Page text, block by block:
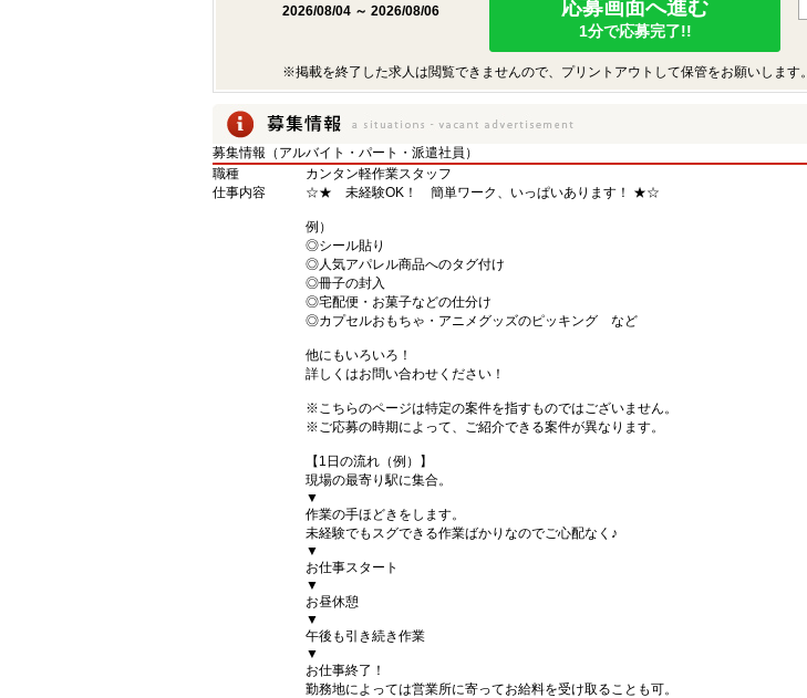
2026/08/04 ～ 2026/08/06
応募画面へ進む
1分で応募完了!!
※掲載を終了した求人は閲覧できませんので、プリントアウトして保管をお願いします。
募集情報（アルバイト・パート・派遣社員）
職種
カンタン軽作業スタッフ
仕事内容
☆★ 未経験OK！ 簡単ワーク、いっぱいあります！ ★☆
例）
◎シール貼り
◎人気アパレル商品へのタグ付け
◎冊子の封入
◎宅配便・お菓子などの仕分け
◎カプセルおもちゃ・アニメグッズのピッキング など
他にもいろいろ！
詳しくはお問い合わせください！
※こちらのページは特定の案件を指すものではございません。
※ご応募の時期によって、ご紹介できる案件が異なります。
【1日の流れ（例）】
現場の最寄り駅に集合。
▼
作業の手ほどきをします。
未経験でもスグできる作業ばかりなのでご心配なく♪
▼
お仕事スタート
▼
お昼休憩
▼
午後も引き続き作業
▼
お仕事終了！
勤務地によっては営業所に寄ってお給料を受け取ることも可。